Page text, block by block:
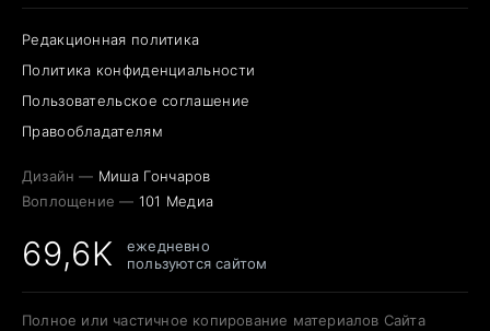
Редакционная политика
Политика конфиденциальности
Пользовательское соглашение
Правообладателям
Дизайн — Миша Гончаров
Воплощение — 101 Медиа
69,6K
ежедневно
пользуются сайтом
Полное или частичное копирование материалов Сайта